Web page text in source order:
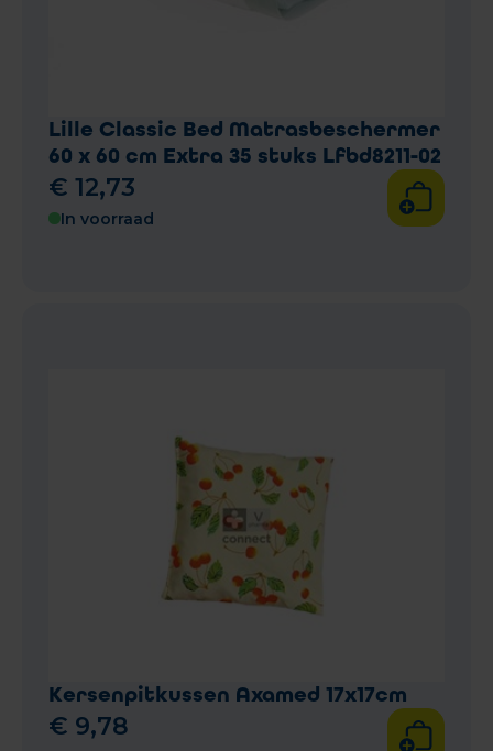
Lille Classic Bed Matrasbeschermer
60 x 60 cm Extra 35 stuks Lfbd8211-02
€ 12,73
In voorraad
Kersenpitkussen Axamed 17x17cm
€ 9,78